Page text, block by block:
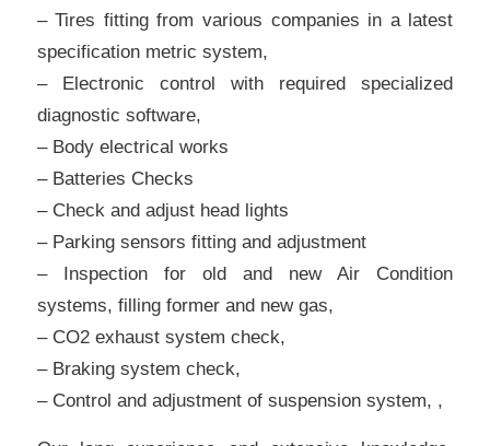
– Tires fitting from various companies in a latest
specification metric system,
– Electronic control with required specialized
diagnostic software,
– Body electrical works
– Batteries Checks
– Check and adjust head lights
– Parking sensors fitting and adjustment
– Inspection for old and new Air Condition
systems, filling former and new gas,
– CO2 exhaust system check,
– Braking system check,
– Control and adjustment of suspension system, ,